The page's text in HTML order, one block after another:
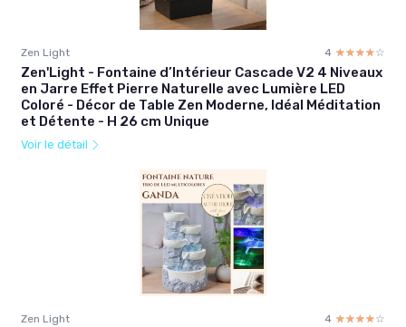
Zen Light 4 ☆☆☆☆☆
★★★★★
Zen'Light - Fontaine d’Intérieur Cascade V2 4 Niveaux
en Jarre Effet Pierre Naturelle avec Lumière LED
Coloré - Décor de Table Zen Moderne, Idéal Méditation
et Détente - H 26 cm Unique
Voir le détail
Zen Light 4 ☆☆☆☆☆
★★★★★